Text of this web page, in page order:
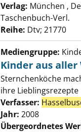
Verlag: München ,
Taschenbuch-Verl.
Reihe: Dtv; 21770
Mediengruppe:
Kinder aus aller
Sternchenköche
ihre Lieblingsrezepte
Verfasser:
Jahr: 2008
Übergeordnetes